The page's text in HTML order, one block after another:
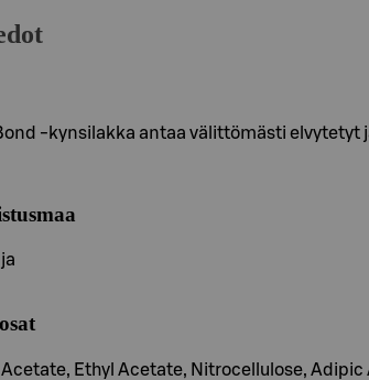
-kynsilakka antaa välittömästi elvytetyt
Ethyl Acetate, Nitrocellulose,